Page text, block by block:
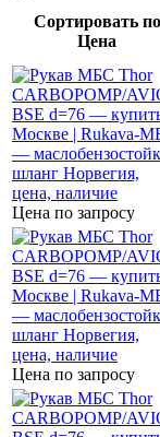
Сортировать по
Цена
Цена по запросу
Цена по запросу